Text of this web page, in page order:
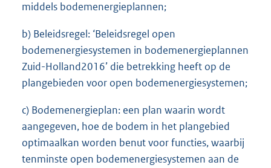
middels bodemenergieplannen;
b) Beleidsregel: ‘Beleidsregel open
bodemenergiesystemen in bodemenergieplannen
Zuid-Holland2016’ die betrekking heeft op de
plangebieden voor open bodemenergiesystemen;
c) Bodemenergieplan: een plan waarin wordt
aangegeven, hoe de bodem in het plangebied
optimaalkan worden benut voor functies, waarbij
tenminste open bodemenergiesystemen aan de